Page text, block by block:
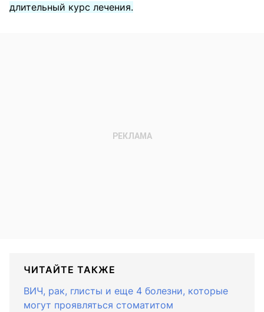
длительный курс лечения.
ЧИТАЙТЕ ТАКЖЕ
ВИЧ, рак, глисты и еще 4 болезни, которые
могут проявляться стоматитом